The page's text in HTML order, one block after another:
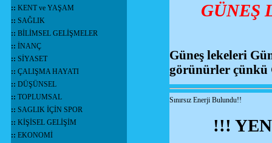
:: KENT ve YAŞAM
:: SAĞLIK
:: BİLİMSEL GELİŞMELER
:: İNANÇ
:: SİYASET
:: ÇALIŞMA HAYATI
:: DÜŞÜNSEL
:: TOPLUMSAL
:: SAGLIK İÇİN SPOR
:: KİŞİSEL GELİŞİM
:: EKONOMİ
GÜNEŞ
Güneş lekeleri
görünürler çünkü
Sınırsız Enerji Bulundu!!
!!!